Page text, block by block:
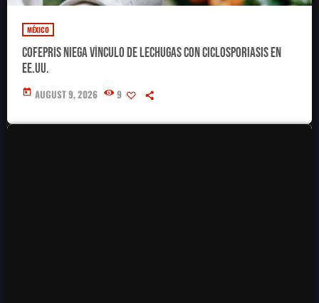
MÉXICO
Cofepris niega vínculo de lechugas con ciclosporiasis en
EE.UU.
today AUGUST 9, 2026 9